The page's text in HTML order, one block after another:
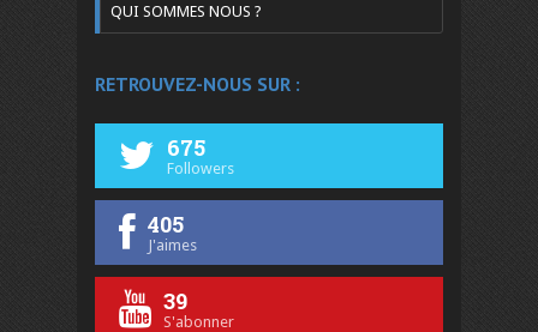
QUI SOMMES NOUS ?
RETROUVEZ-NOUS SUR :
675
Followers
405
J'aimes
39
S'abonner